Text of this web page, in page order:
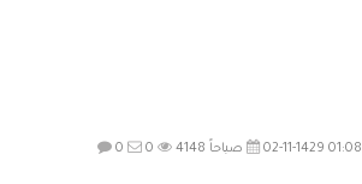
02-11-1429 01:08 صباحاً 0 0 4148